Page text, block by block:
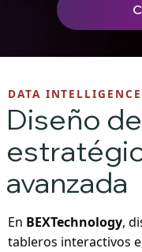
DATA INTELLIGENCE
Diseño
avanzada
En BEXTechnology,
tableros interactivos